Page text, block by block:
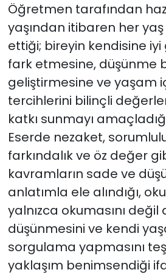
Öğretmen tarafından
yaşından itibaren her
ettiği; bireyin kendisine
fark etmesine, düşünme
geliştirmesine ve yaşam
tercihlerini bilinçli
katkı sunmayı
Eserde nezaket,
farkındalık ve öz değer
kavramların sade ve
anlatımla ele alındığı,
yalnızca okumasını
düşünmesini ve kendi
sorgulama yapmasını
yaklaşım benimsendiği